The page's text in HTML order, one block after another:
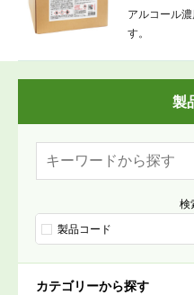
製
検
製品コード
カテゴリーから探す
アルコール
す。